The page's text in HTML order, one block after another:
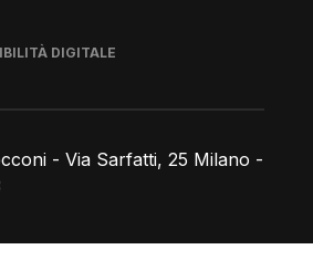
- Via Sarfatti, 25 Milano -
DIGITALE